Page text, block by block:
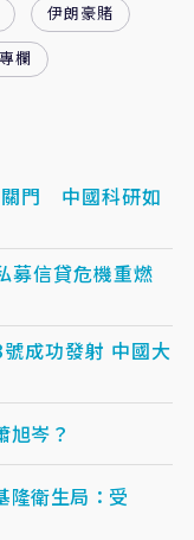
伊朗豪賭
欄
關門 中國科研如
募信貸危機重燃
成功發射 中國大
旭岑？
隆衛生局：受